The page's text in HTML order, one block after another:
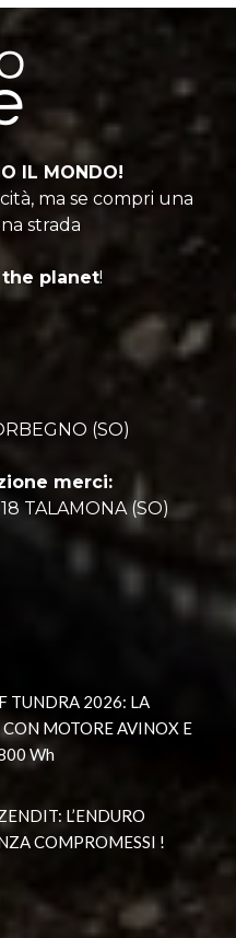
IL MONDO!
ma se compri una
strada
planet!
(SO)
merci:
TALAMONA (SO)
TUNDRA 2026: LA
MOTORE AVINOX E
Wh
L’ENDURO
COMPROMESSI !